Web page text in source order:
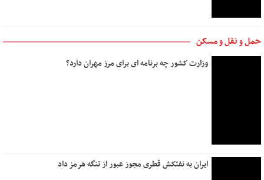
حمل و نقل و مسکن
وزارت کشور چه برنامه ای برای مرز مهران دارد؟
ایران به نفتکش قطری مجوز عبور از تنگه هرمز داد